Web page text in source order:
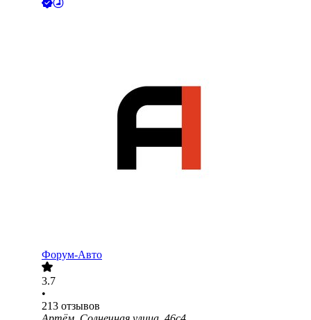
Форум-Авто
3.7
•
213 отзывов